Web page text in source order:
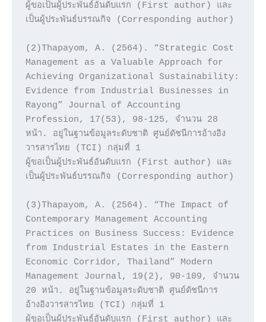
ผู้ขอเป็นผู้ประพันธ์อันดับแรก (First author) และ
เป็นผู้ประพันธ์บรรณกิจ (Corresponding author)
(2)Thapayom, A. (2564). “Strategic Cost
Management as a Valuable Approach for
Achieving Organizational Sustainability:
Evidence from Industrial Businesses in
Rayong” Journal of Accounting
Profession, 17(53), 98-125, จำนวน 28
หน้า. อยู่ในฐานข้อมูลระดับชาติ ศูนย์ดัชนีการอ้างอิง
วารสารไทย (TCI) กลุ่มที่ 1
ผู้ขอเป็นผู้ประพันธ์อันดับแรก (First author) และ
เป็นผู้ประพันธ์บรรณกิจ (Corresponding author)
(3)Thapayom, A. (2564). “The Impact of
Contemporary Management Accounting
Practices on Business Success: Evidence
from Industrial Estates in the Eastern
Economic Corridor, Thailand” Modern
Management Journal, 19(2), 90-109, จำนวน
20 หน้า. อยู่ในฐานข้อมูลระดับชาติ ศูนย์ดัชนีการ
อ้างอิงวารสารไทย (TCI) กลุ่มที่ 1
ผู้ขอเป็นผู้ประพันธ์อันดับแรก (First author) และ